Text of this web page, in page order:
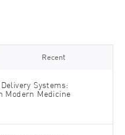
Recent
Systems:
Modern Medicine